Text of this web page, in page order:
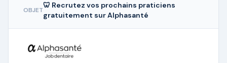
OBJET
🦷 Recrutez vos prochains praticiens
gratuitement sur Alphasanté